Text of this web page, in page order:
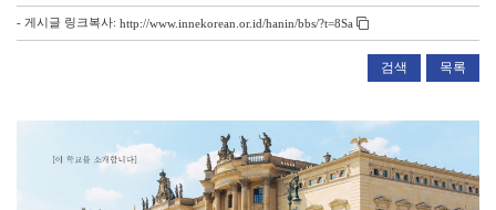
- 게시글 링크복사: http://www.innekorean.or.id/hanin/bbs/?t=8Sa
검색 목록